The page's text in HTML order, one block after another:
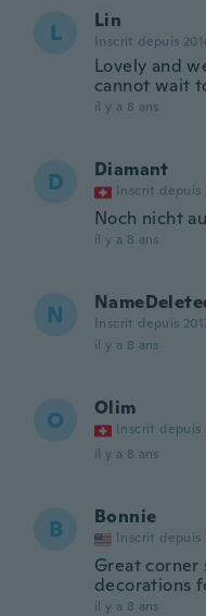
L Lin
Inscrit depuis
Lovely and
cannot wait
il y a 8 ans
D Diamant
Inscrit depuis
Noch nicht
il y a 8 ans
N Inscrit depuis
il y a 8 ans
O Olim
Inscrit depuis
il y a 8 ans
B Bonnie
Inscrit depuis
Great
decorations
il y a 8 ans